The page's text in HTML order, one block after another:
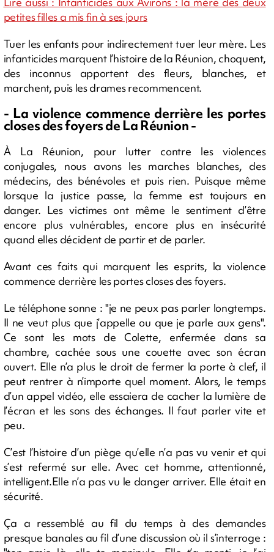
petites filles a mis fin à ses jours
Tuer les enfants pour indirectement tuer leur mère. Les
infanticides marquent l’histoire de la Réunion, choquent,
des inconnus apportent des fleurs, blanches, et
marchent, puis les drames recommencent.
- La violence commence derrière les portes
closes des foyers de La Réunion -
À La Réunion, pour lutter contre les violences
conjugales, nous avons les marches blanches, des
médecins, des bénévoles et puis rien. Puisque même
lorsque la justice passe, la femme est toujours en
danger. Les victimes ont même le sentiment d’être
encore plus vulnérables, encore plus en insécurité
quand elles décident de partir et de parler.
Avant ces faits qui marquent les esprits, la violence
commence derrière les portes closes des foyers.
Le téléphone sonne : "je ne peux pas parler longtemps.
Il ne veut plus que j’appelle ou que je parle aux gens".
Ce sont les mots de Colette, enfermée dans sa
chambre, cachée sous une couette avec son écran
ouvert. Elle n’a plus le droit de fermer la porte à clef, il
peut rentrer à n’importe quel moment. Alors, le temps
d’un appel vidéo, elle essaiera de cacher la lumière de
l’écran et les sons des échanges. Il faut parler vite et
peu.
C’est l’histoire d’un piège qu’elle n’a pas vu venir et qui
s’est refermé sur elle. Avec cet homme, attentionné,
intelligent.Elle n’a pas vu le danger arriver. Elle était en
sécurité.
Ça a ressemblé au fil du temps à des demandes
presque banales au fil d’une discussion où il s’interroge :